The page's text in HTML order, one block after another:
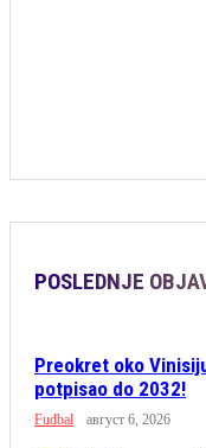
POSLEDNJE
Preokret oko
potpisao do 2032!
Fudbal август 6, 2026